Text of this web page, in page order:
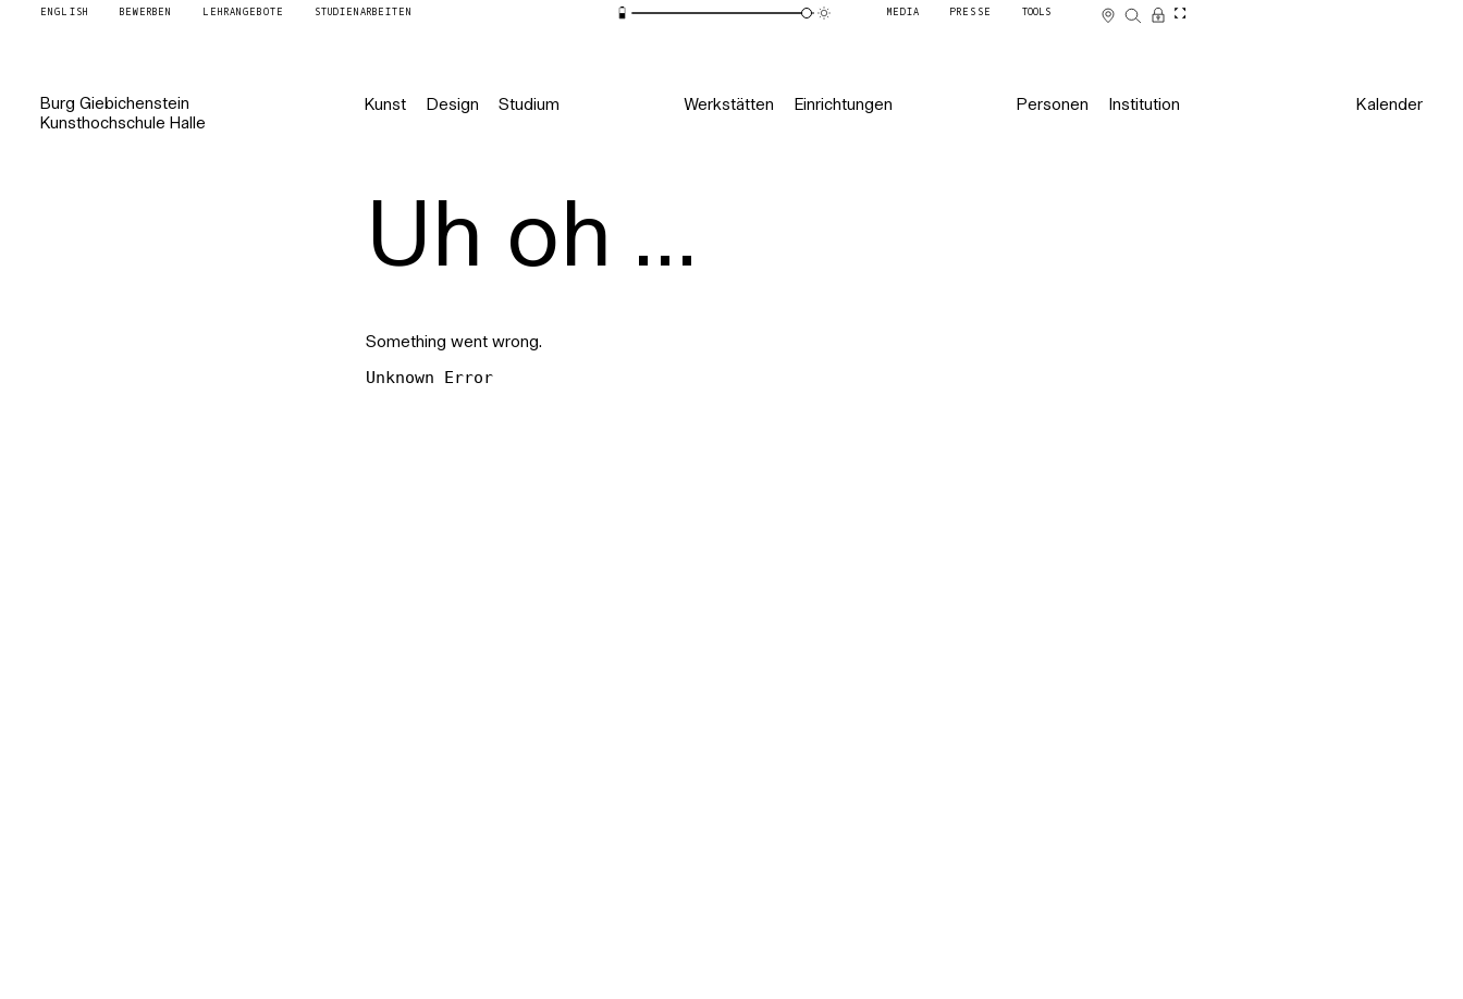
ENGLISH BEWERBEN LEHRANGEBOTE STUDIENARBEITEN MEDIA PRESSE TOOLS
Burg Giebichenstein
Kunsthochschule Halle
Kunst Design Studium Werkstätten Einrichtungen Personen Institution Kalender
Uh oh ...
Something went wrong.
Unknown Error